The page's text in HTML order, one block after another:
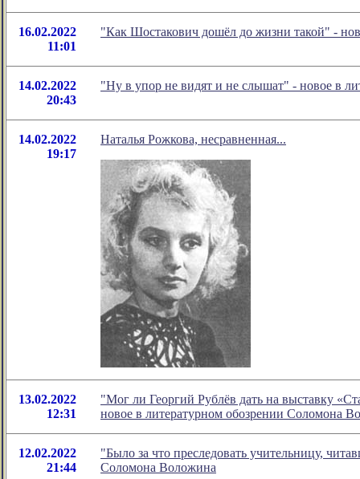
16.02.2022
11:01
"Как Шостакович дошёл до жизни такой" -
14.02.2022
20:43
"Ну в упор не видят и не слышат" - новое в
14.02.2022
19:17
Наталья Рожкова, несравненная...
13.02.2022
12:31
"Мог ли Георгий Рублёв дать на выставку
новое в литературном обозрении Соломона
12.02.2022
21:44
"Было за что преследовать учительницу,
Соломона Воложина